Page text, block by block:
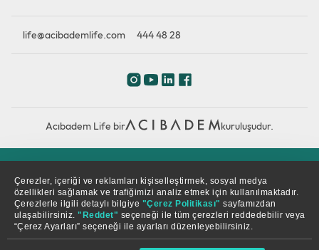
Çerezler, içeriği ve reklamları kişiselleştirmek, sosyal medya
özellikleri sağlamak ve trafiğimizi analiz etmek için kullanılmaktadır.
Çerezlerle ilgili detaylı bilgiye "Çerez Politikası" sayfamızdan
ulaşabilirsiniz. "Reddet" seçeneği ile tüm çerezleri reddedebilir veya
“Çerez Ayarları” seçeneği ile ayarları düzenleyebilirsiniz.
Acıbadem Life bir kuruluşudur.
life@acibademlife.com 444 48 28
© Copyright 2026. Tüm hakları saklıdır.